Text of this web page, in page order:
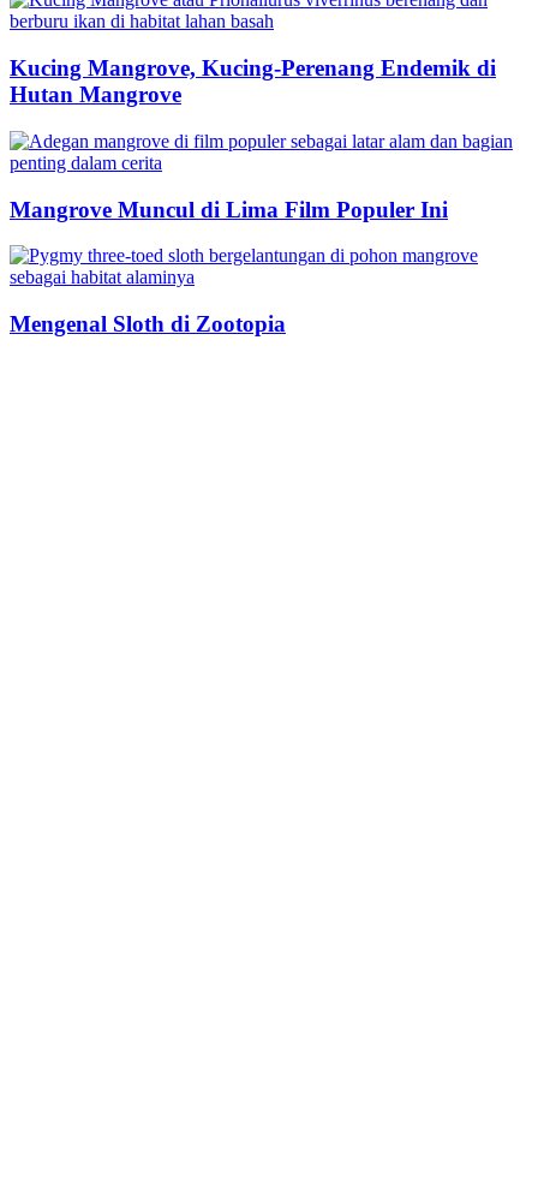
Kucing Mangrove, Kucing-Perenang Endemik di
Hutan Mangrove
Mangrove Muncul di Lima Film Populer Ini
Mengenal Sloth di Zootopia